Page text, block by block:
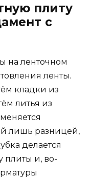
плиту
с
на ленточном
ленты.
кладки из
литья из
лишь разницей,
делается
плиты и, во-